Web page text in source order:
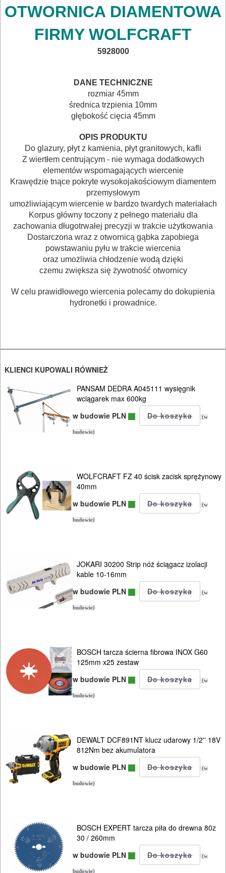
BUDOWLANE
ELEKTRY..
URZĄDZENIA
BUDOWLANE
MASZYNY
NARZĘDZIA
BRUKARSKIE
OBRÓBKA
DREWNA
OBRÓBKA
METALU
I
HYDRAULICZNE
NARZĘDZIA
INSTALACYJNE,
PALNIKI
AKCESORIA
KOMPRESORY
NARZĘDZIA
SPAWALNICTWO
ROZRUCHOWE
PROSTOWNIKI
I
OSPRZĘT
PRĄDOWE
ODZIEŻ
ROBOCZA
SPRZĘT
AGD
OGRODNICZE
KOSIARKI-
KOSY
MYJKI
OTWORNICA DIAMENTOWA
FIRMY WOLFCRAFT
5928000
DANE TECHNICZNE
rozmiar 45mm
średnica trzpienia 10mm
głębokość cięcia 45mm
OPIS PRODUKTU
Do glazury, płyt z kamienia, płyt granitowych, kafli
Z wiertłem centrującym - nie wymaga dodatkowych
elementów wspomagających wiercenie
Krawędzie tnące pokryte wysokojakościowym diamentem
przemysłowym
umożliwiającym wiercenie w bardzo twardych materiałach
Korpus główny toczony z pełnego materiału dla
zachowania długotrwałej precyzji w trakcie użytkowania
Dostarczona wraz z otwornicą gąbka zapobiega
powstawaniu pyłu w trakcie wiercenia
oraz umożliwia chłodzenie wodą dzięki
czemu zwiększa się żywotność otwornicy
W celu prawidłowego wiercenia polecamy do dokupienia
hydronetki i prowadnice.
KLIENCI KUPOWALI RÓWNIEŻ
PANSAM DEDRA A045111 wysięgnik
wciągarek max 600kg
w budowie PLN
(w
budowie)
WOLFCRAFT FZ 40 ścisk zacisk sprężynowy
40mm
w budowie PLN
(w
budowie)
JOKARI 30200 Strip nóż ściągacz izolacji
kable 10-16mm
w budowie PLN
(w
budowie)
BOSCH tarcza ścierna fibrowa INOX G60
125mm x25 zestaw
w budowie PLN
(w
budowie)
DEWALT DCF891NT klucz udarowy 1/2'' 18V
812Nm bez akumulatora
w budowie PLN
(w
budowie)
BOSCH EXPERT tarcza piła do drewna 80z
30 / 260mm
w budowie PLN
(w
budowie)